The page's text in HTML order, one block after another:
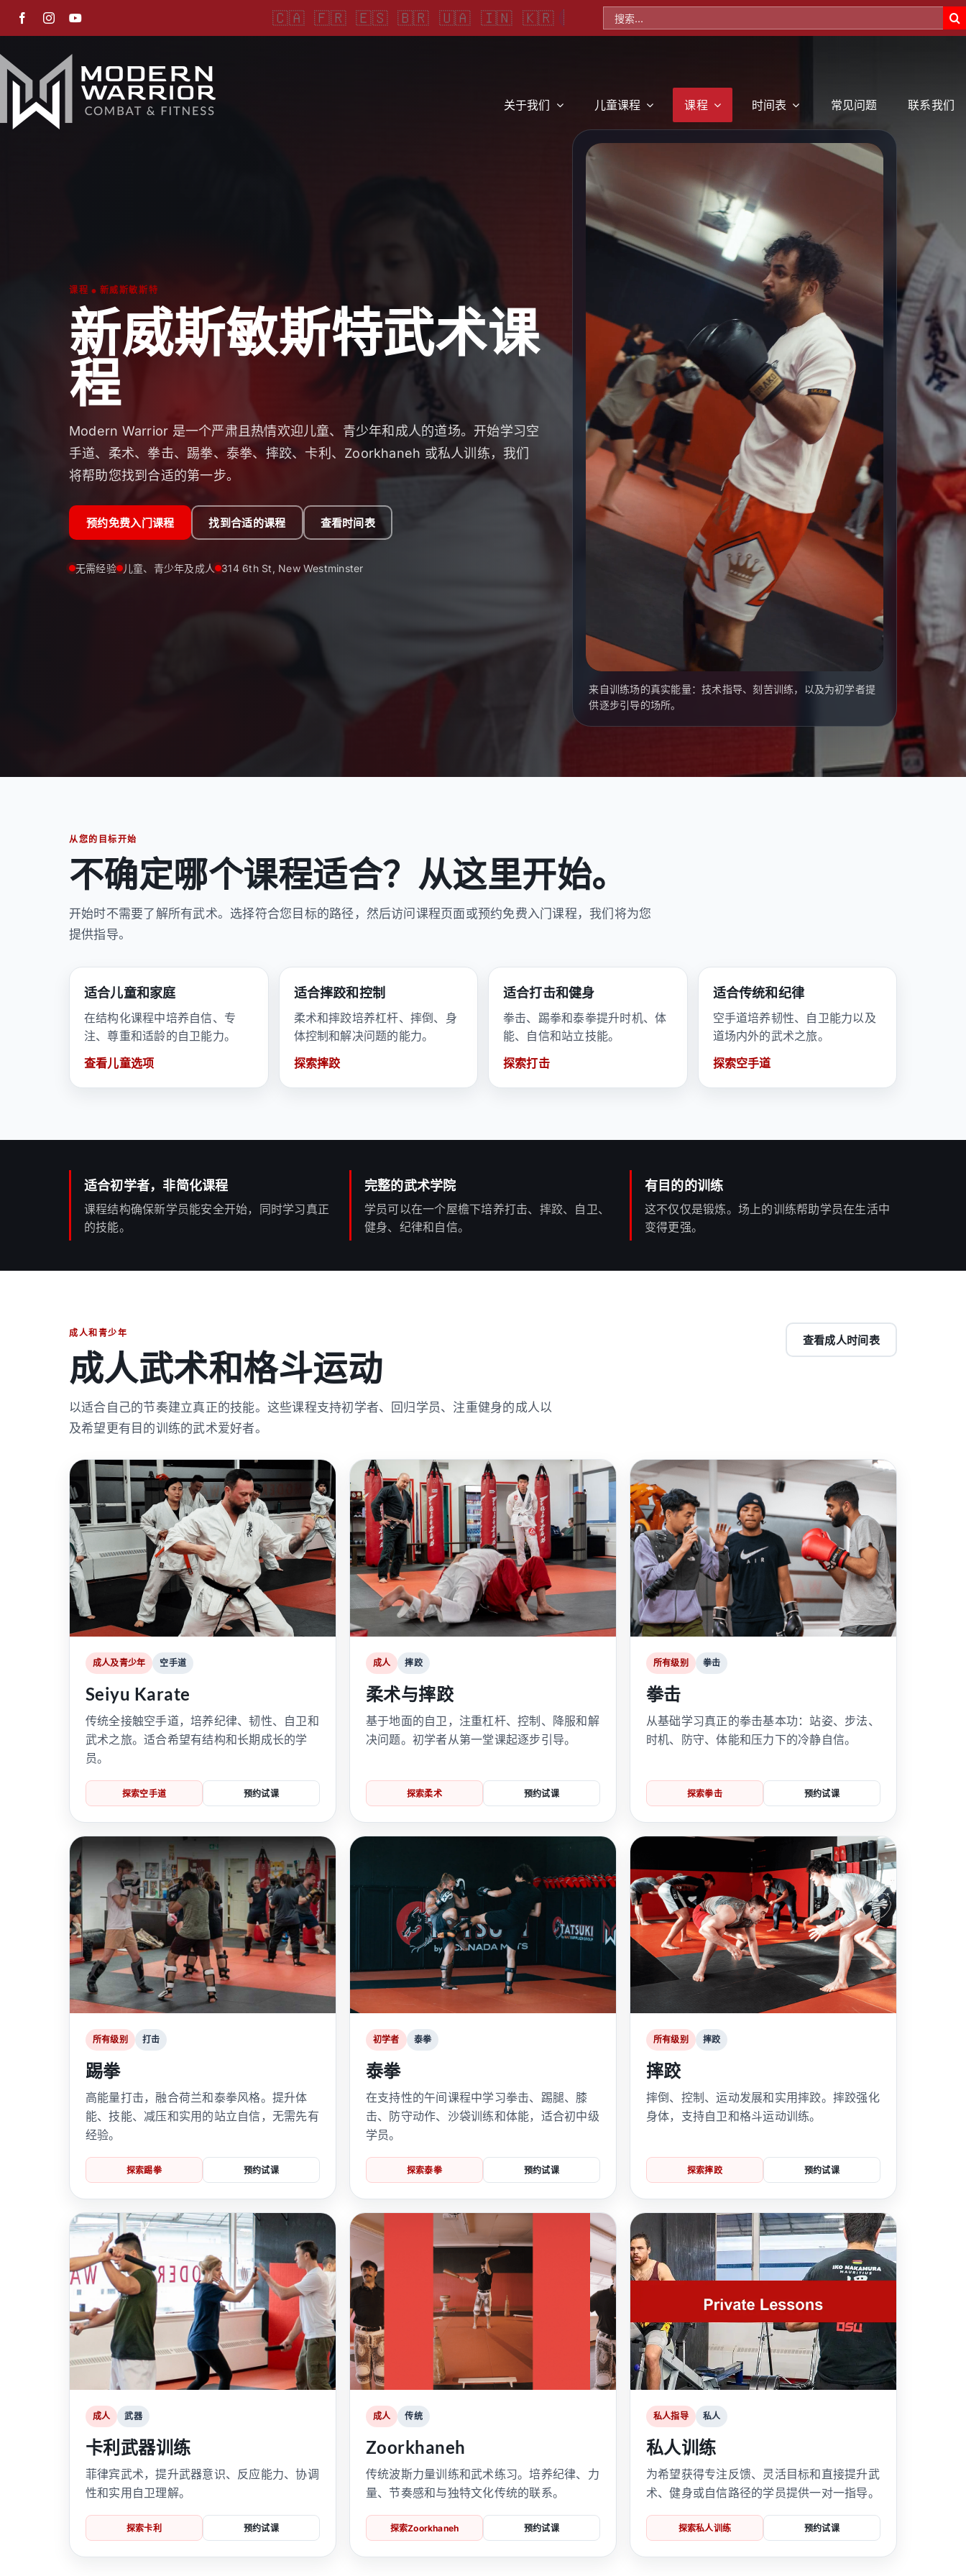
内
🇨🇦
英
语
🇫🇷
法
语
🇪🇸
西
班
🇧🇷
葡
萄
🇺🇦
乌
克
🇮🇳
印
地
🇰🇷
韩
语
🇨🇳
体
🇮🇷
波
斯
索：
关于我们 儿童课程 课程 时间表 常见问题 联系我们
课程 • 新威斯敏斯特
新威斯敏斯特武术课
程
Modern Warrior 是一个严肃且热情欢迎儿童、青少年和成人的道场。开始学习空
手道、柔术、拳击、踢拳、泰拳、摔跤、卡利、Zoorkhaneh 或私人训练，我们
将帮助您找到合适的第一步。
预约免费入门课程 找到合适的课程 查看时间表
无需经验 儿童、青少年及成人 314 6th St, New Westminster
来自训练场的真实能量：技术指导、刻苦训练，以及为初学者提
供逐步引导的场所。
从您的目标开始
不确定哪个课程适合？从这里开始。
开始时不需要了解所有武术。选择符合您目标的路径，然后访问课程页面或预约免费入门课程，我们将为您
提供指导。
适合儿童和家庭
在结构化课程中培养自信、专
注、尊重和适龄的自卫能力。
查看儿童选项
适合摔跤和控制
柔术和摔跤培养杠杆、摔倒、身
体控制和解决问题的能力。
探索摔跤
适合打击和健身
拳击、踢拳和泰拳提升时机、体
能、自信和站立技能。
探索打击
适合传统和纪律
空手道培养韧性、自卫能力以及
道场内外的武术之旅。
探索空手道
适合初学者，非简化课程
课程结构确保新学员能安全开始，同时学习真正
的技能。
完整的武术学院
学员可以在一个屋檐下培养打击、摔跤、自卫、
健身、纪律和自信。
有目的的训练
这不仅仅是锻炼。场上的训练帮助学员在生活中
变得更强。
成人和青少年
成人武术和格斗运动
以适合自己的节奏建立真正的技能。这些课程支持初学者、回归学员、注重健身的成人以
及希望更有目的训练的武术爱好者。
查看成人时间表
成人及青少年 空手道
Seiyu Karate
传统全接触空手道，培养纪律、韧性、自卫和
武术之旅。适合希望有结构和长期成长的学
员。
探索空手道 预约试课
成人 摔跤
柔术与摔跤
基于地面的自卫，注重杠杆、控制、降服和解
决问题。初学者从第一堂课起逐步引导。
探索柔术 预约试课
所有级别 拳击
拳击
从基础学习真正的拳击基本功：站姿、步法、
时机、防守、体能和压力下的冷静自信。
探索拳击 预约试课
所有级别 打击
踢拳
高能量打击，融合荷兰和泰拳风格。提升体
能、技能、减压和实用的站立自信，无需先有
经验。
探索踢拳 预约试课
初学者 泰拳
泰拳
在支持性的午间课程中学习拳击、踢腿、膝
击、防守动作、沙袋训练和体能，适合初中级
学员。
探索泰拳 预约试课
所有级别 摔跤
摔跤
摔倒、控制、运动发展和实用摔跤。摔跤强化
身体，支持自卫和格斗运动训练。
探索摔跤 预约试课
成人 武器
卡利武器训练
菲律宾武术，提升武器意识、反应能力、协调
性和实用自卫理解。
探索卡利 预约试课
成人 传统
Zoorkhaneh
传统波斯力量训练和武术练习。培养纪律、力
量、节奏感和与独特文化传统的联系。
探索Zoorkhaneh 预约试课
私人指导 私人
私人训练
为希望获得专注反馈、灵活目标和直接提升武
术、健身或自信路径的学员提供一对一指导。
探索私人训练 预约试课